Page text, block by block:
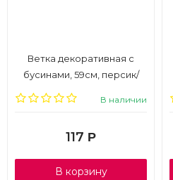
Ветка декоративная с
бусинами, 59см, персик/
шампань, 1/6
В наличии
117 Р
В корзину